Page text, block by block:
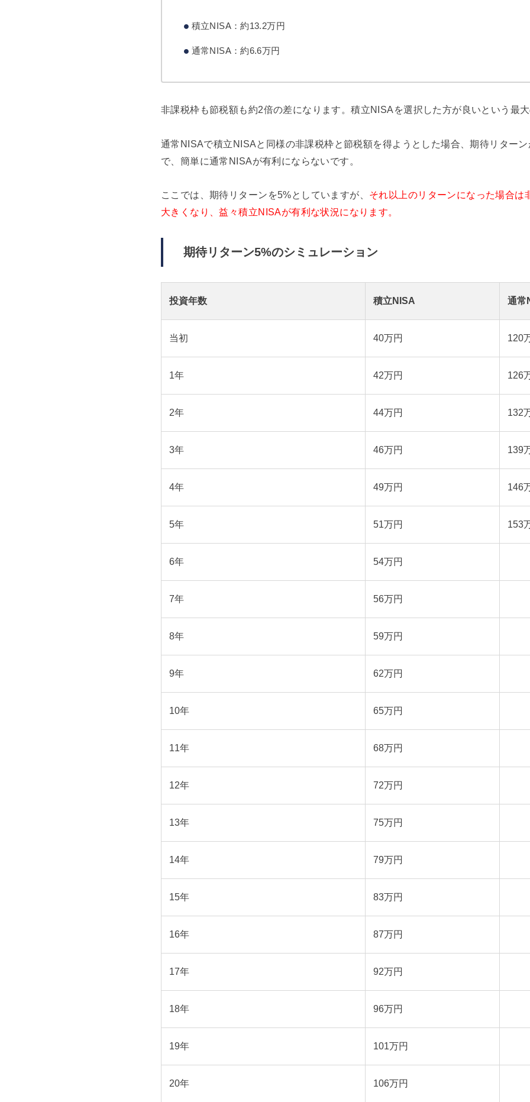
積立NISA：約13.2万円
通常NISA：約6.6万円
非課税枠も節税額も約2倍の差になります。積立NISAを選択した方が良いという最大
通常NISAで積立NISAと同様の非課税枠と節税額を得ようとした場合、期待リター
で、簡単に通常NISAが有利にならないです。
ここでは、期待リターンを5%としていますが、 それ以上のリターンになった場合は
大きくなり、益々積立NISAが有利な状況になります。
期待リターン5%のシミュレーション
投資年数 積立NISA 通常
当初 40万円 120
1年 42万円 126
2年 44万円 132
3年 46万円 139
4年 49万円 146
5年 51万円 153
6年 54万円
7年 56万円
8年 59万円
9年 62万円
10年 65万円
11年 68万円
12年 72万円
13年 75万円
14年 79万円
15年 83万円
16年 87万円
17年 92万円
18年 96万円
19年 101万円
20年 106万円